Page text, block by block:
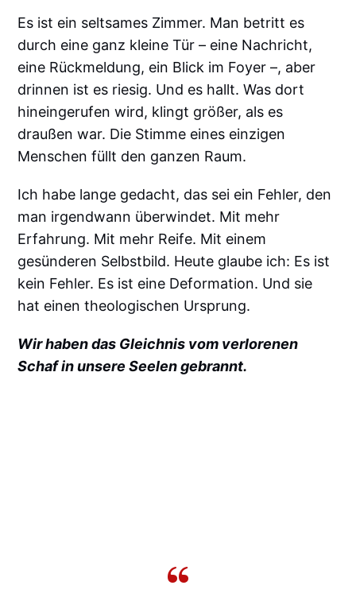
Es ist ein seltsames Zimmer. Man betritt es
durch eine ganz kleine Tür – eine Nachricht,
eine Rückmeldung, ein Blick im Foyer –, aber
drinnen ist es riesig. Und es hallt. Was dort
hineingerufen wird, klingt größer, als es
draußen war. Die Stimme eines einzigen
Menschen füllt den ganzen Raum.
Ich habe lange gedacht, das sei ein Fehler, den
man irgendwann überwindet. Mit mehr
Erfahrung. Mit mehr Reife. Mit einem
gesünderen Selbstbild. Heute glaube ich: Es ist
kein Fehler. Es ist eine Deformation. Und sie
hat einen theologischen Ursprung.
Wir haben das Gleichnis vom verlorenen
Schaf in unsere Seelen gebrannt.